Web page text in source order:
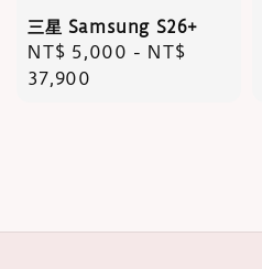
三星 Samsung S26+
Regular
price
NT$ 5,000 - NT$
37,900